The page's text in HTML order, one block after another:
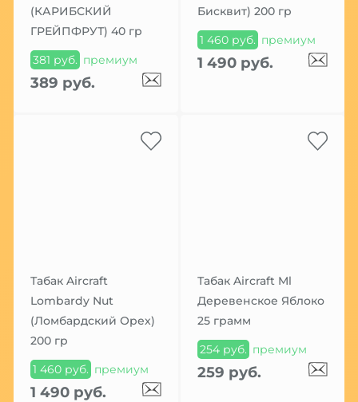
(КАРИБСКИЙ
ГРЕЙПФРУТ) 40 гр
381 руб. премиум
389 руб.
Бисквит) 200 гр
1 460 руб. премиум
1 490 руб.
Табак Aircraft
Lombardy Nut
(Ломбардский Орех)
200 гр
1 460 руб. премиум
1 490 руб.
Табак Aircraft Ml
Деревенское Яблоко
25 грамм
254 руб. премиум
259 руб.